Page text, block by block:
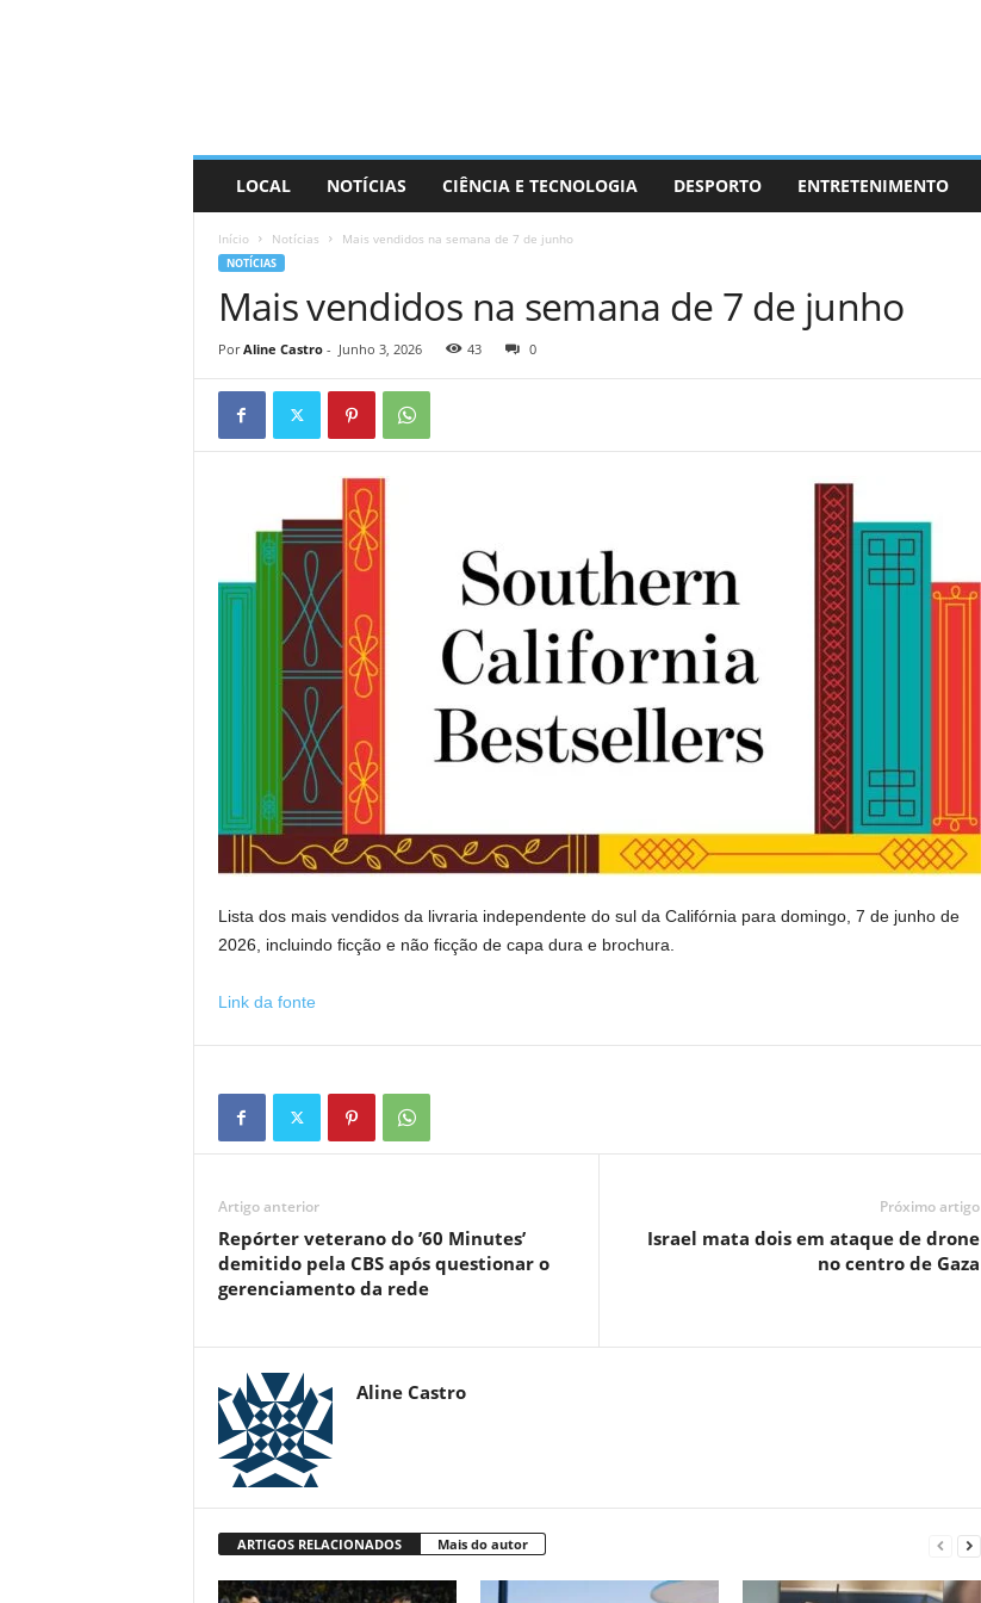
LOCAL NOTÍCIAS CIÊNCIA E TECNOLOGIA DESPORTO ENTRETENIMENTO
Início Notícias Mais vendidos na semana de 7 de junho
NOTÍCIAS
Mais vendidos na semana de 7 de junho
Por Aline Castro- Junho 3, 2026 43 0
Lista dos mais vendidos da livraria independente do sul da Califórnia para domingo, 7 de junho de
2026, incluindo ficção e não ficção de capa dura e brochura.
Link da fonte
Artigo anterior
Repórter veterano do ’60 Minutes’
demitido pela CBS após questionar o
gerenciamento da rede
Próximo artigo
Israel mata dois em ataque de drone
no centro de Gaza
Aline Castro
ARTIGOS RELACIONADOS Mais do autor